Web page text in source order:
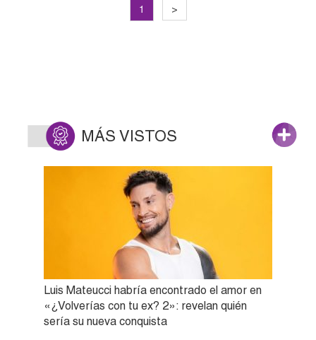
1 >
MÁS VISTOS
Luis Mateucci habría encontrado el amor en
«¿Volverías con tu ex? 2»: revelan quién
sería su nueva conquista